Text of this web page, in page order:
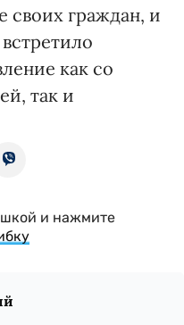
своих граждан, и
как со
так и
и нажмите